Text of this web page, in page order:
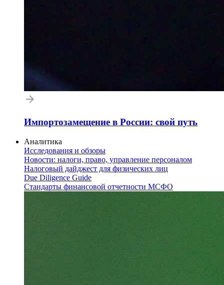
Импортозамещение в России: свой путь
Аналитика
Исследования и обзоры
Новости: налоги, право, управление персоналом
Налоговый дайджест для физических лиц
Due Diligence Guide
Стандарты финансовой отчетности МСФО